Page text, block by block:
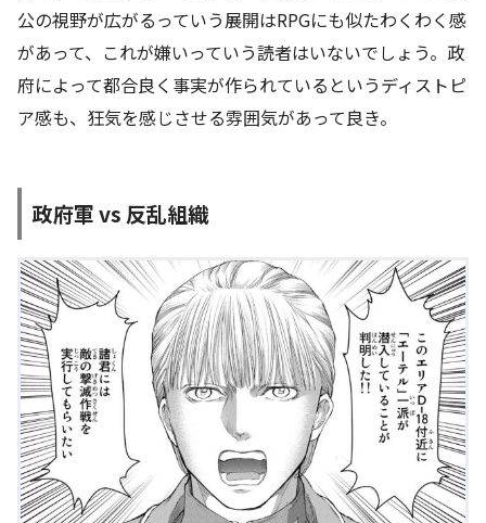
公の視野が広がるっていう展開はRPGにも似たわくわく感
があって、これが嫌いっていう読者はいないでしょう。政
府によって都合良く事実が作られているというディストピ
ア感も、狂気を感じさせる雰囲気があって良き。
政府軍 vs 反乱組織